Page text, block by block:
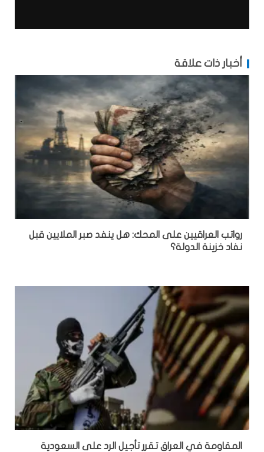
أخبار ذات علاقة
رواتب العراقيين على المحك: هل ينفد صبر الملايين قبل
نفاد خزينة الدولة؟
المقاومة في العراق تقرر تأجيل الرد على السعودية